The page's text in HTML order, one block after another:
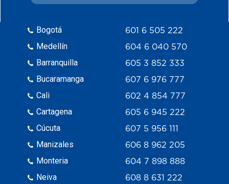
Bogotá
Medellín
Barranquilla
Bucaramanga
Cali
Cartagena
Cúcuta
Manizales
Monteria
Neiva
601 6 505 222
604 6 040 570
605 3 852 333
607 6 976 777
602 4 854 777
605 6 945 222
607 5 956 111
606 8 962 205
604 7 898 888
608 8 631 222